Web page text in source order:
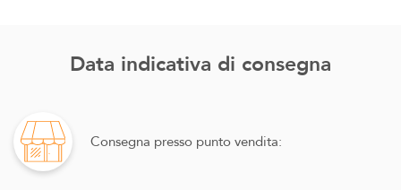
Data indicativa di consegna
Consegna presso punto vendita: